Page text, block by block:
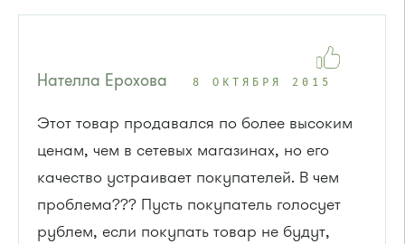
Нателла Ерохова 8 ОКТЯБРЯ 2015
Этот товар продавался по более высоким
ценам, чем в сетевых магазинах, но его
качество устраивает покупателей. В чем
проблема??? Пусть покупатель голосует
рублем, если покупать товар не будут,